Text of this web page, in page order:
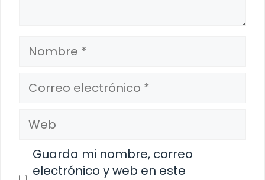
Nombre
Correo
electrónico
Web
Guarda mi nombre, correo
electrónico y web en este